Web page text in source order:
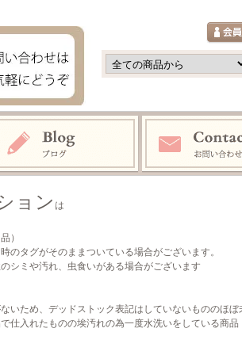
ョン は
）
グがそのままついている場合がございます。
ミや汚れ、虫食いがある場合がございます
め、デッドストック表記はしていないもののほぼ
入れたものの埃汚れの為一度水洗いをしている商品